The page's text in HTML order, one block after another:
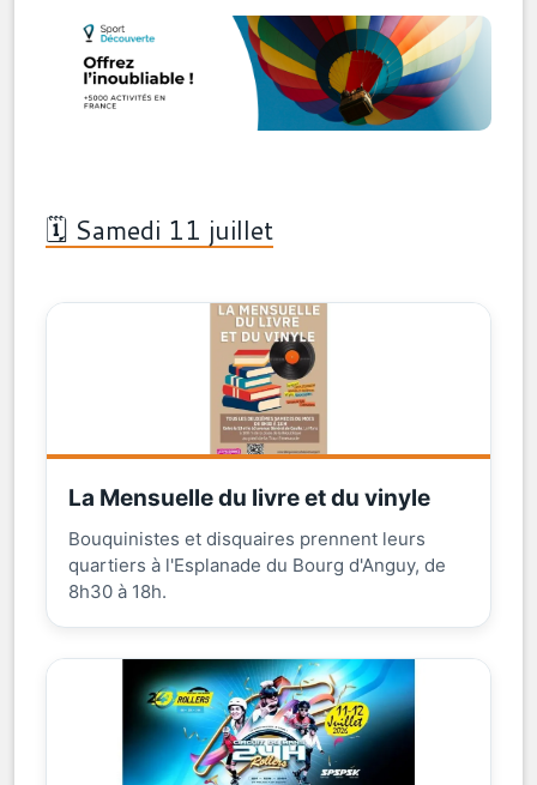
🗓️ Samedi 11 juillet
La Mensuelle du livre et du vinyle
Bouquinistes et disquaires prennent leurs
quartiers à l'Esplanade du Bourg d'Anguy, de
8h30 à 18h.